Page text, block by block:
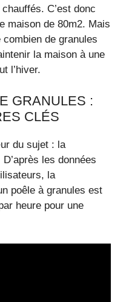
C’est donc
maison de 80m2. Mais
de granules
la maison à une
l’hiver.
GRANULES :
CLÉS
du sujet : la
les données
la
poêle à granules est
heure pour une